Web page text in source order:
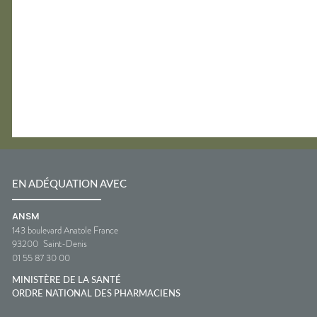
EN ADÉQUATION AVEC
ANSM
143 boulevard Anatole France
93200 Saint-Denis
01 55 87 30 00
MINISTÈRE DE LA SANTÉ
ORDRE NATIONAL DES PHARMACIENS